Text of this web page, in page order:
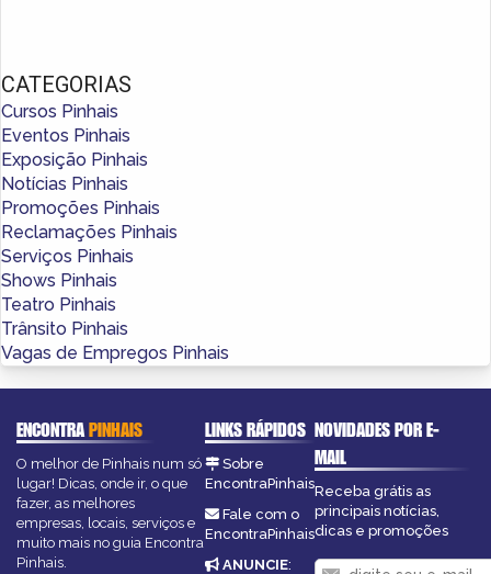
CATEGORIAS
Cursos Pinhais
Eventos Pinhais
Exposição Pinhais
Notícias Pinhais
Promoções Pinhais
Reclamações Pinhais
Serviços Pinhais
Shows Pinhais
Teatro Pinhais
Trânsito Pinhais
Vagas de Empregos Pinhais
ENCONTRAPINHAIS
O melhor de Pinhais num só
lugar! Dicas, onde ir, o que
fazer, as melhores
empresas, locais, serviços e
muito mais no guia Encontra
Pinhais.
LINKS RÁPIDOS
Sobre
EncontraPinhais
Fale com o
EncontraPinhais
ANUNCIE:
NOVIDADES POR E-
MAIL
Receba grátis as
principais notícias,
dicas e promoções